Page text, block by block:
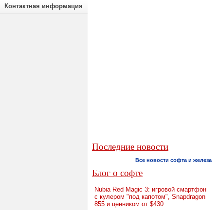
Контактная информация
Последние новости
Все новости софта и железа
Блог о софте
Nubia Red Magic 3: игровой смартфон
с кулером "под капотом", Snapdragon
855 и ценником от $430